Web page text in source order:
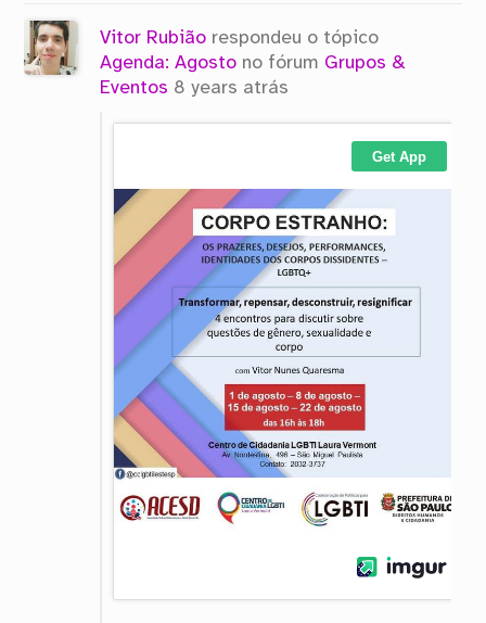
Vitor Rubião respondeu o tópico
Agenda: Agosto no fórum Grupos &
Eventos 8 years atrás